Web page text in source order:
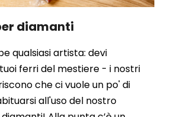
diamanti
qualsiasi artista: devi
ferri del mestiere - i nostri
che ci vuole un po' di
all'uso del nostro